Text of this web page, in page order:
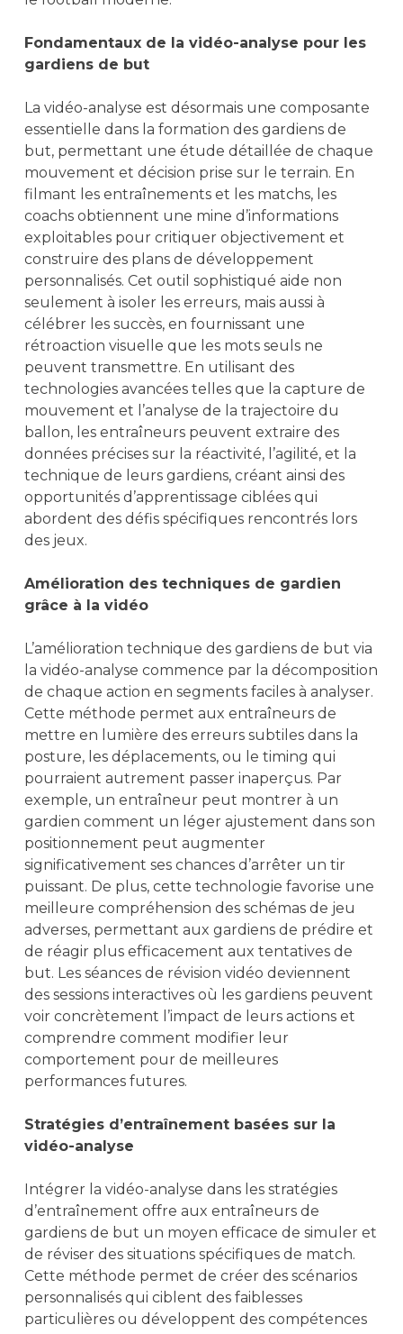
Fondamentaux de la vidéo-analyse pour les
gardiens de but
La vidéo-analyse est désormais une composante
essentielle dans la formation des gardiens de
but, permettant une étude détaillée de chaque
mouvement et décision prise sur le terrain. En
filmant les entraînements et les matchs, les
coachs obtiennent une mine d’informations
exploitables pour critiquer objectivement et
construire des plans de développement
personnalisés. Cet outil sophistiqué aide non
seulement à isoler les erreurs, mais aussi à
célébrer les succès, en fournissant une
rétroaction visuelle que les mots seuls ne
peuvent transmettre. En utilisant des
technologies avancées telles que la capture de
mouvement et l’analyse de la trajectoire du
ballon, les entraîneurs peuvent extraire des
données précises sur la réactivité, l’agilité, et la
technique de leurs gardiens, créant ainsi des
opportunités d’apprentissage ciblées qui
abordent des défis spécifiques rencontrés lors
des jeux.
Amélioration des techniques de gardien
grâce à la vidéo
L’amélioration technique des gardiens de but via
la vidéo-analyse commence par la décomposition
de chaque action en segments faciles à analyser.
Cette méthode permet aux entraîneurs de
mettre en lumière des erreurs subtiles dans la
posture, les déplacements, ou le timing qui
pourraient autrement passer inaperçus. Par
exemple, un entraîneur peut montrer à un
gardien comment un léger ajustement dans son
positionnement peut augmenter
significativement ses chances d’arrêter un tir
puissant. De plus, cette technologie favorise une
meilleure compréhension des schémas de jeu
adverses, permettant aux gardiens de prédire et
de réagir plus efficacement aux tentatives de
but. Les séances de révision vidéo deviennent
des sessions interactives où les gardiens peuvent
voir concrètement l’impact de leurs actions et
comprendre comment modifier leur
comportement pour de meilleures
performances futures.
Stratégies d’entraînement basées sur la
vidéo-analyse
Intégrer la vidéo-analyse dans les stratégies
d’entraînement offre aux entraîneurs de
gardiens de but un moyen efficace de simuler et
de réviser des situations spécifiques de match.
Cette méthode permet de créer des scénarios
personnalisés qui ciblent des faiblesses
particulières ou développent des compétences